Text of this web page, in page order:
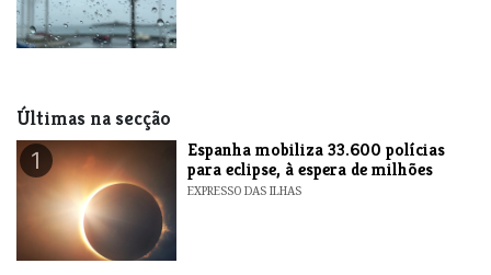
Últimas na secção
1
Espanha mobiliza 33.600 polícias
para eclipse, à espera de milhões
EXPRESSO DAS ILHAS